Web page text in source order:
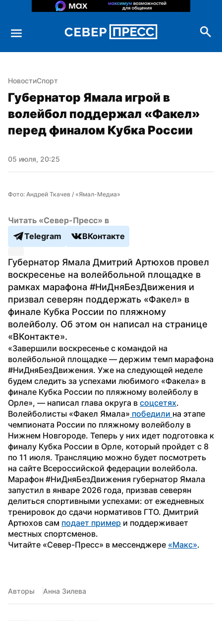
НовостиСпорт
Губернатор Ямала игрой в
волейбол поддержал «Факел»
перед финалом Кубка России
05 июля, 20:25
Фото: Андрей Ткачев / «Ямал-Медиа»
Читать «Север-Пресс» в
Telegram
ВКонтакте
Губернатор Ямала Дмитрий Артюхов провел
воскресенье на волейбольной площадке в
рамках марафона #НиДняБезДвижения и
призвал северян поддержать «Факел» в
финале Кубка России по пляжному
волейболу. Об этом он написал на странице
«ВКонтакте».
«Завершили воскресенье с командой на
волейбольной площадке — держим темп марафона
#НиДняБезДвижения. Уже на следующей неделе
будем следить за успехами любимого «Факела» в
финале Кубка России по пляжному волейболу в
Орле», — написал глава округа в соцсетях.
Волейболисты «Факел Ямала» победили на этапе
чемпионата России по пляжному волейболу в
Нижнем Новгороде. Теперь у них идет подготовка к
финалу Кубка России в Орле, который пройдет с 8
по 11 июля. Трансляцию можно будет посмотреть
на сайте Всероссийской федерации волейбола.
Марафон #НиДняБезДвижения губернатор Ямала
запустил в январе 2026 года, призвав северян
делиться спортивными успехами: от ежедневных
тренировок до сдачи нормативов ГТО. Дмитрий
Артюхов сам подает пример и поддерживает
местных спортсменов.
Читайте «Север-Пресс» в мессенджере «Макс».
Авторы Анна Зилева